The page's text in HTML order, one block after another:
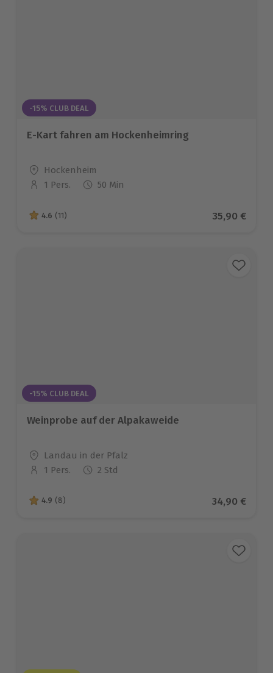
-15% CLUB DEAL
E-Kart fahren am Hockenheimring
Standort
Hockenheim
Anzahl der Teilnehmer
1 Pers. 50 Min
4.6 von 5 Sternen basierend auf 11 Bewertungen
4.6 (11) Aktueller
35,90 €
-15% CLUB DEAL
Weinprobe auf der Alpakaweide
Standort
Landau in der Pfalz
Anzahl der Teilnehmer
1 Pers. 2 Std
4.9 von 5 Sternen basierend auf 8 Bewertungen
4.9 (8) Aktueller
34,90 €